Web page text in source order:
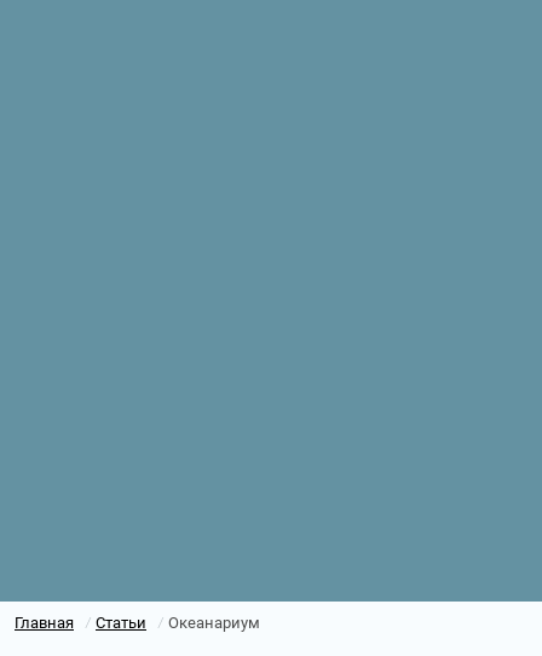
Главная / Статьи / Океанариум